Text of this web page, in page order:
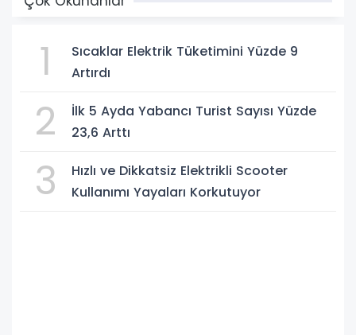
1
Sıcaklar Elektrik Tüketimini Yüzde 9
Artırdı
2
İlk 5 Ayda Yabancı Turist Sayısı Yüzde
23,6 Arttı
3
Hızlı ve Dikkatsiz Elektrikli Scooter
Kullanımı Yayaları Korkutuyor